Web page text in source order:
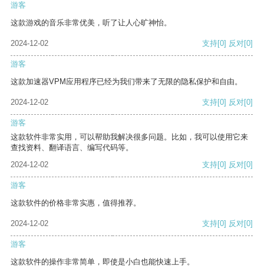
游客
这款游戏的音乐非常优美，听了让人心旷神怡。
2024-12-02 支持[0] 反对[0]
游客
这款加速器VPM应用程序已经为我们带来了无限的隐私保护和自由。
2024-12-02 支持[0] 反对[0]
游客
这款软件非常实用，可以帮助我解决很多问题。比如，我可以使用它来
查找资料、翻译语言、编写代码等。
2024-12-02
支持[0] 反对[0]
游客
这款软件的价格非常实惠，值得推荐。
2024-12-02 支持[0] 反对[0]
游客
这款软件的操作非常简单，即使是小白也能快速上手。